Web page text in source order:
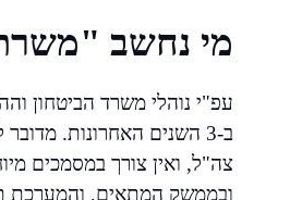
מי נחשב
עפ"י נוהלי משרד הביטחון
צה"ל, ואין צורך במסמכים
ובממשק המתאים, והמערכת